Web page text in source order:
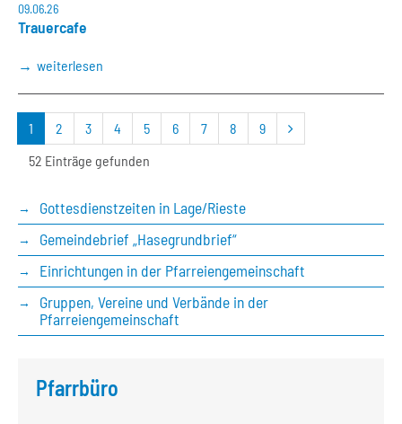
09.06.26
Trauercafe
weiterlesen
1 2 3 4 5 6 7 8 9
nächste
Seite
52 Einträge gefunden
Gottesdienstzeiten in Lage/Rieste
Gemeindebrief „Hasegrundbrief“
Einrichtungen in der Pfarreiengemeinschaft
Gruppen, Vereine und Verbände in der
Pfarreiengemeinschaft
Pfarrbüro